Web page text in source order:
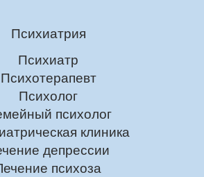
Психиатрия
Психиатр
Психотерапевт
Психолог
психолог
клиника
депрессии
психоза